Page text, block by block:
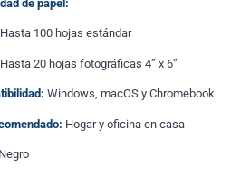
de papel:
Hasta 100 hojas estándar
Hasta 20 hojas fotográficas 4” x 6”
Windows, macOS y Chromebook
Hogar y oficina en casa
Negro